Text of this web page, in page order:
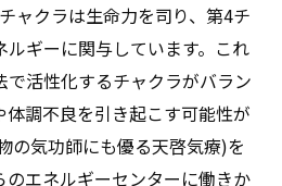
ャクラは生命力を司り、第4チ
ルギーに関与しています。これ
で活性化するチャクラがバラン
体調不良を引き起こす可能性が
の気功師にも優る天啓気療)を
エネルギーセンターに働きか